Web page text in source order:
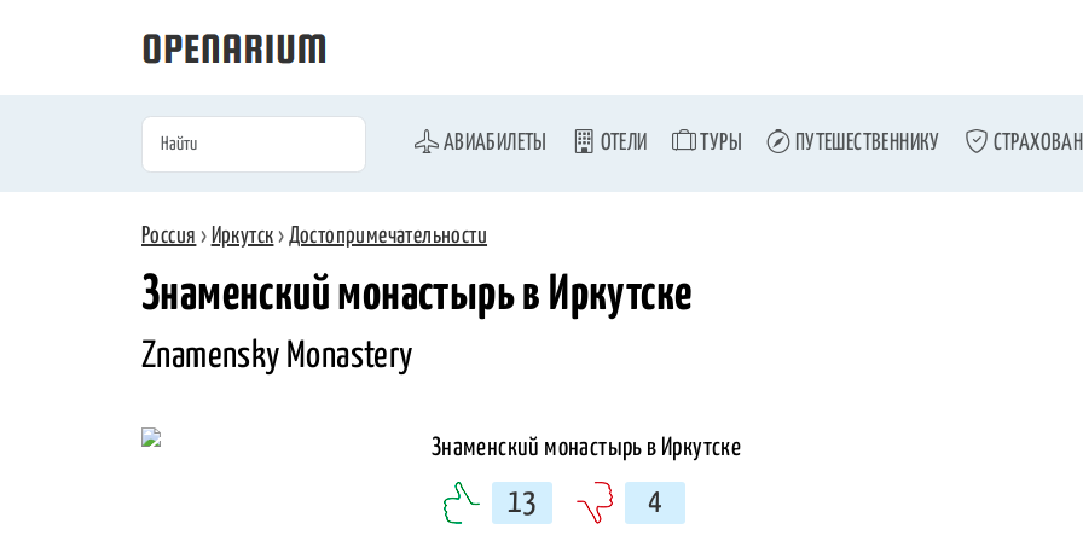
АВИАБИЛЕТЫ ОТЕЛИ ТУРЫ ПУТЕШЕСТВЕННИКУ
Россия › Иркутск › Достопримечательности
Знаменский монастырь в Иркутске
Znamensky Monastery
13 4